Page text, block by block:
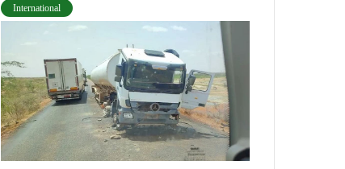
International